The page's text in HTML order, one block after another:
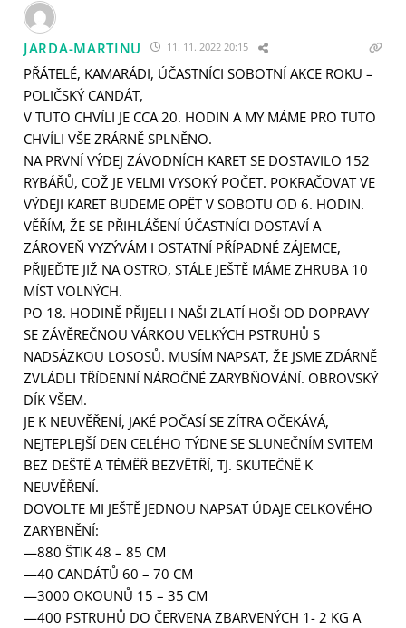
JARDA-MARTINU 11. 11. 2022 20:15
PŘÁTELÉ, KAMARÁDI, ÚČASTNÍCI SOBOTNÍ AKCE ROKU –
POLIČSKÝ CANDÁT,
V TUTO CHVÍLI JE CCA 20. HODIN A MY MÁME PRO TUTO
CHVÍLI VŠE ZRÁRNĚ SPLNĚNO.
NA PRVNÍ VÝDEJ ZÁVODNÍCH KARET SE DOSTAVILO 152
RYBÁŘŮ, COŽ JE VELMI VYSOKÝ POČET. POKRAČOVAT VE
VÝDEJI KARET BUDEME OPĚT V SOBOTU OD 6. HODIN.
VĚŘÍM, ŽE SE PŘIHLÁŠENÍ ÚČASTNÍCI DOSTAVÍ A
ZÁROVEŇ VYZÝVÁM I OSTATNÍ PŘÍPADNÉ ZÁJEMCE,
PŘIJEĎTE JIŽ NA OSTRO, STÁLE JEŠTĚ MÁME ZHRUBA 10
MÍST VOLNÝCH.
PO 18. HODINĚ PŘIJELI I NAŠI ZLATÍ HOŠI OD DOPRAVY
SE ZÁVĚREČNOU VÁRKOU VELKÝCH PSTRUHŮ S
NADSÁZKOU LOSOSŮ. MUSÍM NAPSAT, ŽE JSME ZDÁRNĚ
ZVLÁDLI TŘÍDENNÍ NÁROČNÉ ZARYBŇOVÁNÍ. OBROVSKÝ
DÍK VŠEM.
JE K NEUVĚŘENÍ, JAKÉ POČASÍ SE ZÍTRA OČEKÁVÁ,
NEJTEPLEJŠÍ DEN CELÉHO TÝDNE SE SLUNEČNÍM SVITEM
BEZ DEŠTĚ A TÉMĚŘ BEZVĚTŘÍ, TJ. SKUTEČNĚ K
NEUVĚŘENÍ.
DOVOLTE MI JEŠTĚ JEDNOU NAPSAT ÚDAJE CELKOVÉHO
ZARYBNĚNÍ:
—880 ŠTIK 48 – 85 CM
—40 CANDÁTŮ 60 – 70 CM
—3000 OKOUNŮ 15 – 35 CM
—400 PSTRUHŮ DO ČERVENA ZBARVENÝCH 1- 2 KG A